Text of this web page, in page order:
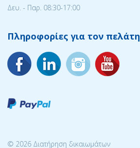
Δευ. - Παρ. 08:30-17:00
Πληροφορίες για τον πελάτη
© 2026 Διατήρηση δικαιωμάτων